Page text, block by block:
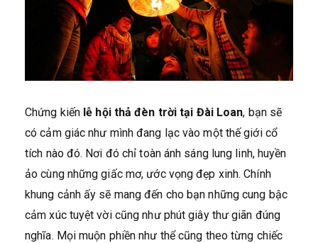
Chứng kiến lễ hội thả đèn trời tại Đài Loan, bạn sẽ
có cảm giác như mình đang lạc vào một thế giới cổ
tích nào đó. Nơi đó chỉ toàn ánh sáng lung linh, huyền
ảo cùng những giấc mơ, ước vọng đẹp xinh. Chính
khung cảnh ấy sẽ mang đến cho bạn những cung bậc
cảm xúc tuyệt vời cũng như phút giây thư giãn đúng
nghĩa. Mọi muộn phiền như thể cũng theo từng chiếc